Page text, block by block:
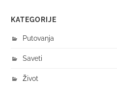
KATEGORIJE
Putovanja
Saveti
Život